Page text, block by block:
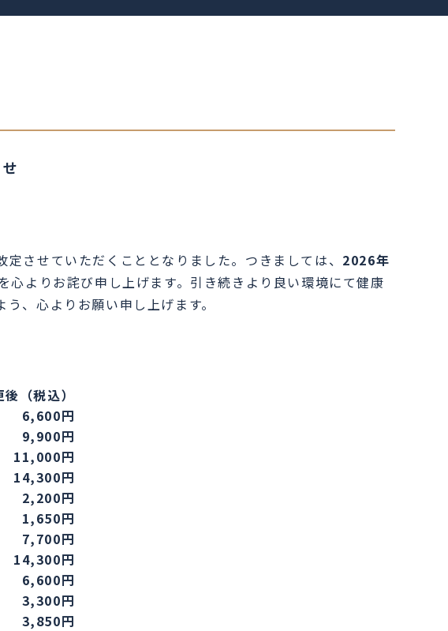
させていただくこととなりました。つきましては、 2026年
よりお詫び申し上げます。引き続きより良い環境にて健康
、心よりお願い申し上げます。
（税込）
6,600円
9,900円
11,000円
14,300円
2,200円
1,650円
7,700円
14,300円
6,600円
3,300円
3,850円